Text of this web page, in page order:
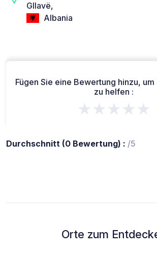
Gllavë,
Albania
Fügen Sie eine Bewertung hinzu,
zu helfen :
★★★★★
Durchschnitt (0 Bewertung) : /5
Orte zum